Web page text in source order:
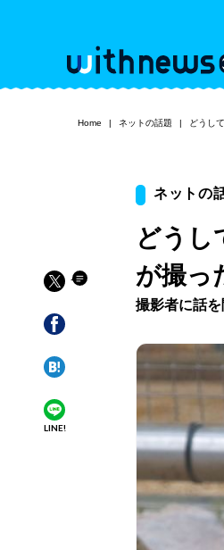
Home ネットの話題 どうし
LINE!
ネットの
どう
が撮っ
撮影者に話